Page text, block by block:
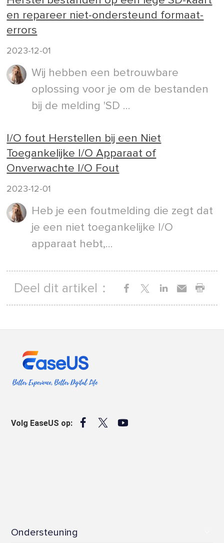
en repareer niet-ondersteund formaat-
errors
2023-12-01
Wij hebben een betrouwbare
oplossing voor je om de bestanden
bij de melding 'SD ...
I/O fout Herstellen bij een Niet
Toegankelijke I/O Apparaat of
Onverwachte I/O Fout
2023-12-01
Heb je een foutmelding die zegt dat
je een niet toegankelijke I/O
apparaat hebt,...
Deel dit artikel：
Volg EaseUS op:   
Ondersteuning